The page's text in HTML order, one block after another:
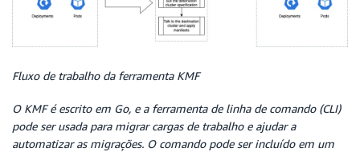
Fluxo de trabalho da ferramenta KMF
O KMF é escrito em Go, e a ferramenta de linha de comando (CLI)
pode ser usada para migrar cargas de trabalho e ajudar a
automatizar as migrações. O comando pode ser incluído em um